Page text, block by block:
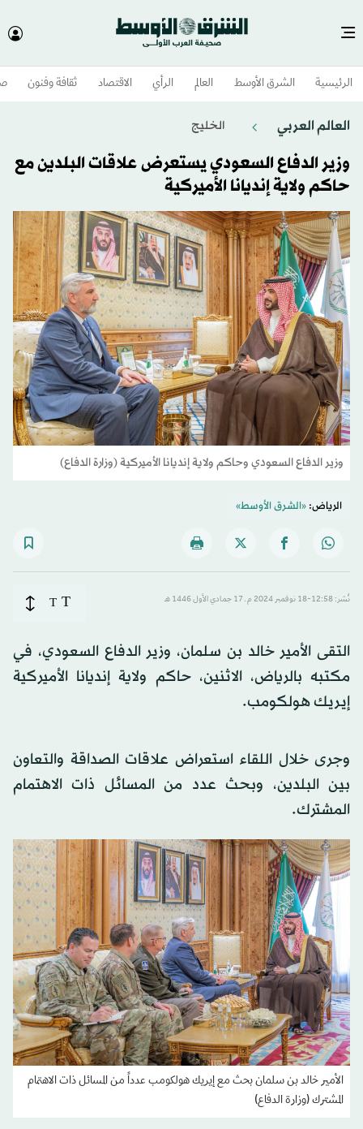
الرئيسية الشرق الأوسط​ العالم الرأي الاقتصاد ثقافة وفنون
العالم العربي الخليج
وزير الدفاع السعودي يستعرض علاقات البلدين مع
حاكم ولاية إنديانا الأميركية
وزير الدفاع السعودي وحاكم ولاية إنديانا الأميركية (وزارة الدفاع)
الرياض:«الشرق الأوسط»
نُشر: 12:58-18 نوفمبر 2024 م ـ 17 جمادي الأول 1446 هـ T
T
التقى الأمير خالد بن سلمان، وزير الدفاع السعودي، في
مكتبه بالرياض، الاثنين، حاكم ولاية إنديانا الأميركية
إيريك هولكومب.
وجرى خلال اللقاء استعراض علاقات الصداقة والتعاون
بين البلدين، وبحث عدد من المسائل ذات الاهتمام
المشترك.
الأمير خالد بن سلمان بحث مع إيريك هولكومب عدداً من المسائل ذات الاهتمام
المشترك (وزارة الدفاع)